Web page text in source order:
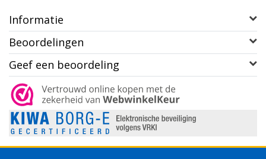
Informatie
Beoordelingen
Geef een beoordeling